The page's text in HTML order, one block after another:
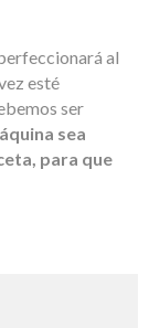
al
esté
ser
sea
para que